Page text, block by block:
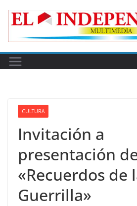
CULTURA
Invitación a
presentación
«Recuerdos de
Guerrilla»